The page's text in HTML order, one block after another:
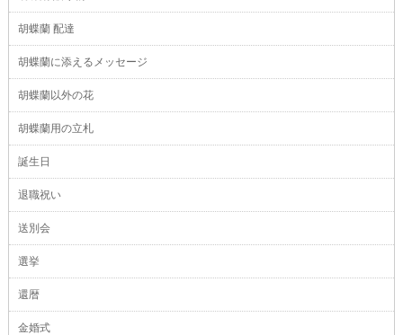
胡蝶蘭 配達
胡蝶蘭に添えるメッセージ
胡蝶蘭以外の花
胡蝶蘭用の立札
誕生日
退職祝い
送別会
選挙
還暦
金婚式